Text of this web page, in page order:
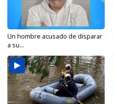
Un hombre acusado de disparar
a su...